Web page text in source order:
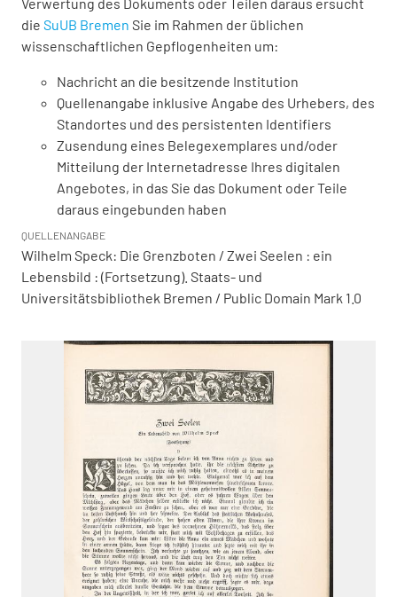
die SuUB Bremen Sie im Rahmen der üblichen
wissenschaftlichen Gepflogenheiten um:
Nachricht an die besitzende Institution
Quellenangabe inklusive Angabe des Urhebers, des
Standortes und des persistenten Identifiers
Zusendung eines Belegexemplares und/oder
Mitteilung der Internetadresse Ihres digitalen
Angebotes, in das Sie das Dokument oder Teile
daraus eingebunden haben
QUELLENANGABE
Wilhelm Speck: Die Grenzboten / Zwei Seelen : ein
Lebensbild : (Fortsetzung). Staats- und
Universitätsbibliothek Bremen / Public Domain Mark 1.0